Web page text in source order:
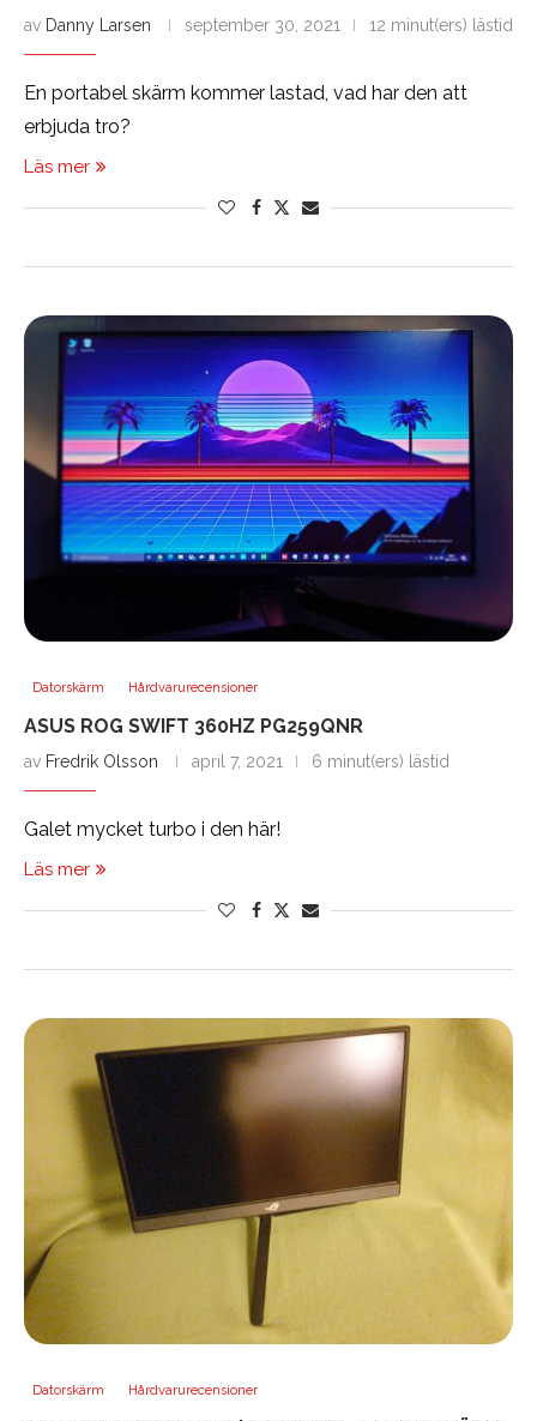
av Danny Larsen september 30, 2021 12 minut(ers) lästid
En portabel skärm kommer lastad, vad har den att
erbjuda tro?
Läs mer
Datorskärm Hårdvarurecensioner
ASUS ROG SWIFT 360HZ PG259QNR
av Fredrik Olsson april 7, 2021 6 minut(ers) lästid
Galet mycket turbo i den här!
Läs mer
Datorskärm Hårdvarurecensioner